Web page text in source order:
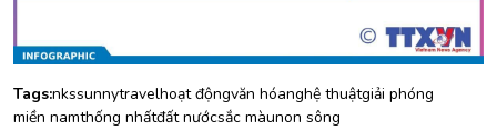
Tags:nkssunnytravelhoạt độngvăn hóanghệ thuậtgiải phóng
miền namthống nhấtđất nướcsắc màunon sông